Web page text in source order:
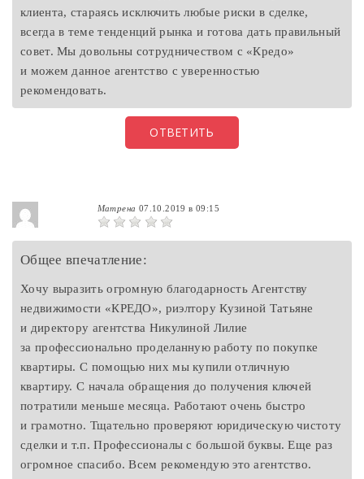
клиента, стараясь исключить любые риски в сделке,
всегда в теме тенденций рынка и готова дать правильный
совет. Мы довольны сотрудничеством с «Кредо»
и можем данное агентство с уверенностью
рекомендовать.
ОТВЕТИТЬ
Матрена 07.10.2019 в 09:15
Общее впечатление:
Хочу выразить огромную благодарность Агентству
недвижимости «КРЕДО», риэлтору Кузиной Татьяне
и директору агентства Никулиной Лилие
за профессионально проделанную работу по покупке
квартиры. С помощью них мы купили отличную
квартиру. С начала обращения до получения ключей
потратили меньше месяца. Работают очень быстро
и грамотно. Тщательно проверяют юридическую чистоту
сделки и т.п. Профессионалы с большой буквы. Еще раз
огромное спасибо. Всем рекомендую это агентство.